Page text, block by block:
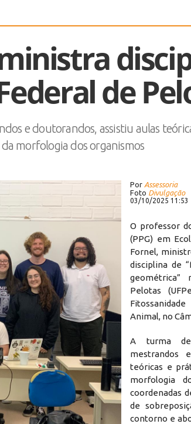
de
e doutorandos, assistiu aulas
morfologia dos organismos
Por Assessoria
Foto Divulgação
03/10/2025 11:53
O professor
(PPG) em
Fornel,
disciplina de
geométrica”
Pelotas
Animal, no
A turma de
mestrandos
teóricas e
morfologia
coordenadas
de
contorno e